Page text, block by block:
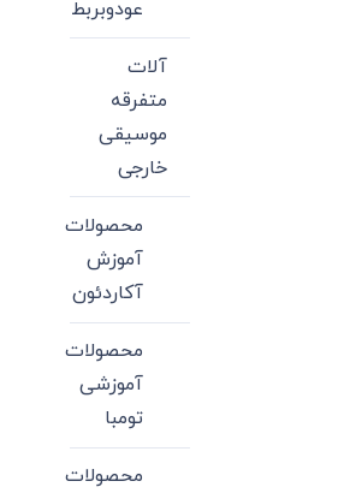
عودوبربط
آلات
متفرقه
موسیقی
خارجی
محصولات
آموزش
آکاردئون
محصولات
آموزشی
تومبا
محصولات